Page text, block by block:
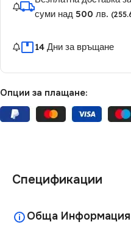
суми над 500 лв.
14 Дни за връщане
Опции за плащане:
Спецификации
Обща Информация